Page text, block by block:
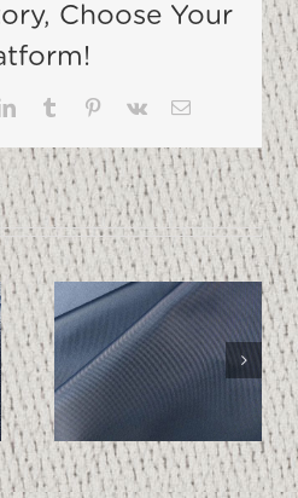
Choose Your
LinkedInTumblr Pinterest
Vk Email
TECHNO